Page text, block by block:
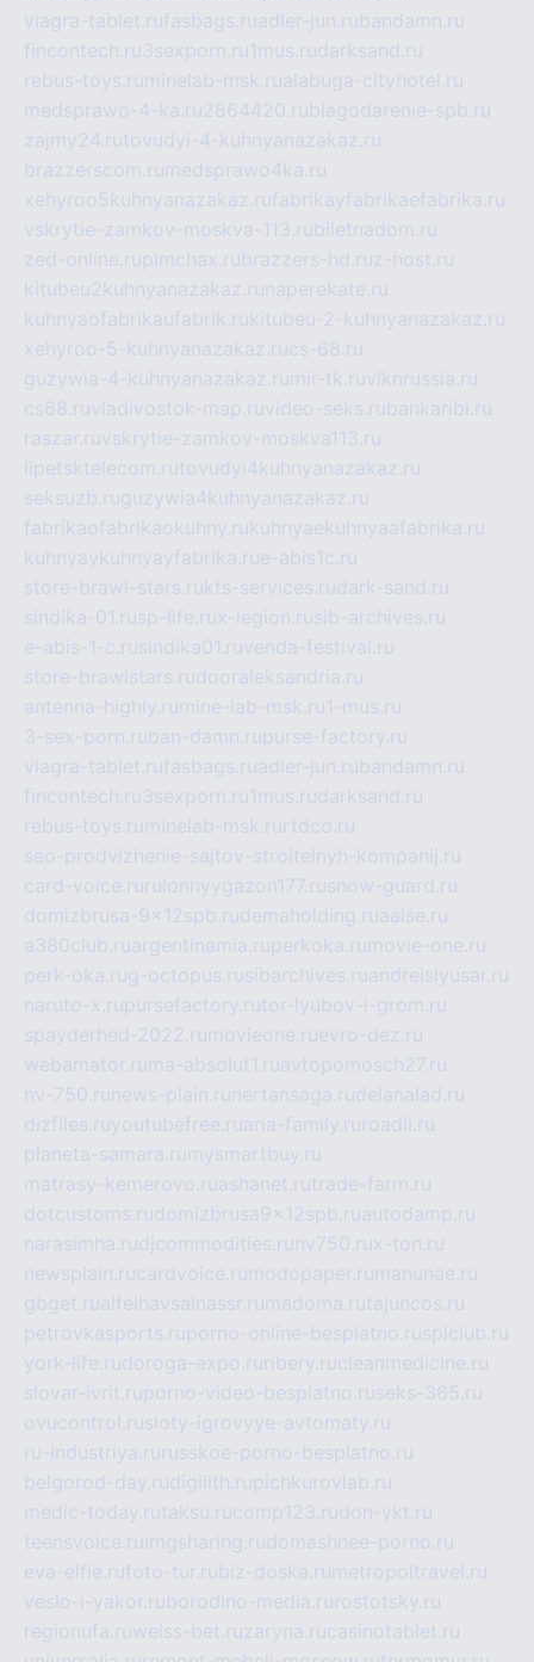
viagra-tablet.rufasbags.ruadler-jun.rubandamn.ru
fincontech.ru3sexporn.ru1mus.rudarksand.ru
rebus-toys.ru minelab-msk.rualabuga-cityhotel.ru
medsprawo-4-ka.ru2864420.rublagodarenie-spb.ru
zajmy24.rutovudyi-4-kuhnyanazakaz.ru
brazzerscom.ru medsprawo4ka.ru
xehyroo5kuhnyanazakaz.rufabrikayfabrikaefabrika.ru
vskrytie-zamkov-moskva-113.rubiletnadom.ru
zed-online.rupimchax.rubrazzers-hd.ruz-host.ru
kitubeu2kuhnyanazakaz.ru naperekate.ru
kuhnyaofabrikaufabrik.rukitubeu-2-kuhnyanazakaz.ru
xehyroo-5-kuhnyanazakaz.rucs-68.ru
guzywia-4-kuhnyanazakaz.ru mir-tk.ruvlknrussia.ru
cs68.ruvladivostok-map.ruvideo-seks.rubankaribi.ru
raszar.ruvskrytie-zamkov-moskva113.ru
lipetsktelecom.rutovudyi4kuhnyanazakaz.ru
seksuzb.ruguzywia4kuhnyanazakaz.ru
fabrikaofabrikaokuhny.rukuhnyaekuhnyaafabrika.ru
kuhnyaykuhnyayfabrika.rue-abis1c.ru
store-brawl-stars.rukts-services.rudark-sand.ru
sindika-01.rusp-life.rux-legion.rusib-archives.ru
e-abis-1-c.rusindika01.ruvenda-festival.ru
store-brawlstars.rudooraleksandria.ru
antenna-highly.ru mine-lab-msk.ru1-mus.ru
3-sex-porn.ruban-damn.rupurse-factory.ru
viagra-tablet.rufasbags.ruadler-jun.rubandamn.ru
fincontech.ru3sexporn.ru1mus.rudarksand.ru
rebus-toys.ru minelab-msk.ru rtdco.ru
seo-prodvizhenie-sajtov-stroitelnyh-kompanij.ru
card-voice.ru rulonnyygazon177.rusnow-guard.ru
domizbrusa-9x12spb.rudemaholding.ruaalse.ru
a380club.ruargentinamia.ruperkoka.ru movie-one.ru
perk-oka.rug-octopus.rusibarchives.ruandreislyusar.ru
naruto-x.rupursefactory.rutor-lyubov-i-grom.ru
spayderhed-2022.ru movieone.ruevro-dez.ru
webamator.ru ma-absolut1.ruavtopomosch27.ru
nv-750.ru news-plain.ru nertansaga.rudelanalad.ru
dizfiles.ruyoutubefree.ruaria-family.ru roadli.ru
planeta-samara.ru mysmartbuy.ru
matrasy-kemerovo.ruashanet.rutrade-farm.ru
dotcustoms.rudomizbrusa9x12spb.ruautodamp.ru
narasimha.rudjcommodities.ru nv750.rux-ton.ru
newsplain.rucardvoice.ru modopaper.ru manunae.ru
gbget.rualfeihavsalnassr.ru madoma.rutajuncos.ru
petrovkasports.ruporno-online-besplatno.rusplclub.ru
york-life.rudoroga-expo.ru ribery.rucleanmedicine.ru
slovar-ivrit.ruporno-video-besplatno.ruseks-365.ru
ovucontrol.rusloty-igrovyye-avtomaty.ru
ru-industriya.ru russkoe-porno-besplatno.ru
belgorod-day.rudigilith.rupichkurovlab.ru
medic-today.rutaksu.rucomp123.rudon-ykt.ru
teensvoice.ru imgsharing.rudomashnee-porno.ru
eva-elfie.rufoto-tur.rubiz-doska.ru metropoltravel.ru
veslo-i-yakor.ruborodino-media.ru rostotsky.ru
regionufa.ruweiss-bet.ruzaryna.rucasinotablet.ru